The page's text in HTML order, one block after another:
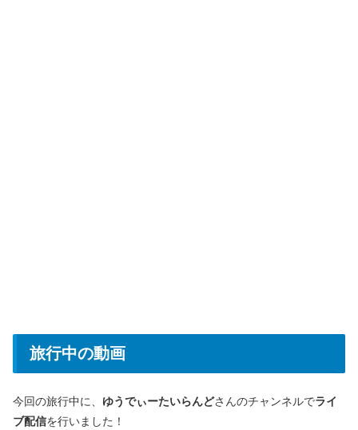
旅行中の動画
今回の旅行中に、 ゆうでぃーたいらんどさんのチャンネルでライ
ブ配信を行いました！